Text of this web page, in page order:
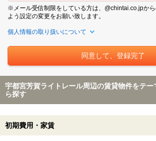
※メール受信制限をしている方は、@chintai.co.jpか
よう設定の変更をお願い致します。
個人情報の取り扱いについて
宇都宮芳賀ライトレール周辺の賃貸物件をテ
ら探す
初期費用・家賃